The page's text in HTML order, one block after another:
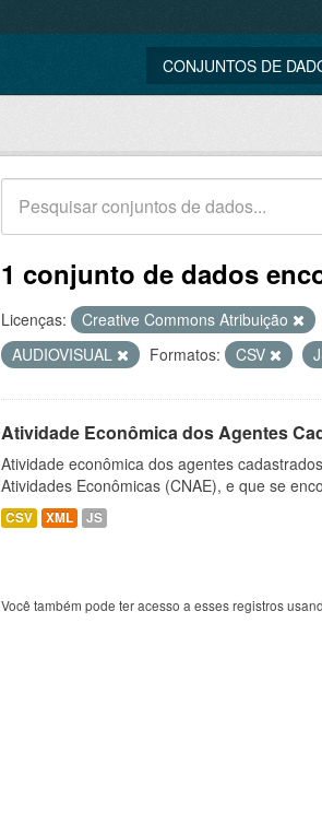
CONJUNTOS DE
1 conjunto de dados
Licenças: Creative Commons Atribuição
AUDIOVISUAL
Formatos: CSV
Atividade Econômica dos Agentes
Atividade econômica dos agentes
Atividades Econômicas (CNAE), e que se
CSV XML JS
Você também pode ter acesso a esses registros